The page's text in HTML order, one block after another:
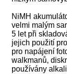
NiMH
velmi malým
5 let při
jejich použití
pro napájení
walkmanů,
používány